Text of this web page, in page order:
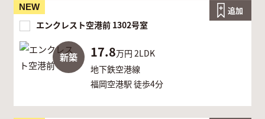
NEW
新築
エンクレスト空港前 1302号室
17.8万円2LDK
地下鉄空港線
福岡空港駅 徒歩4分
追加